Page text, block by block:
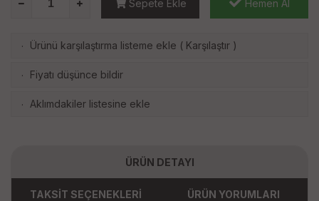
Sepete Ekle Hemen Al
· Ürünü karşılaştırma listeme ekle ( Karşılaştır )
· Fiyatı düşünce bildir
· Aklımdakiler listesine ekle
ÜRÜN DETAYI
TAKSİT SEÇENEKLERİ ÜRÜN YORUMLARI